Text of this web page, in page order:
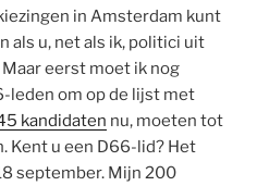
in Amsterdam kunt
als u, net als ik, politici uit
eerst moet ik nog
leden om op de lijst met
kandidaten nu, moeten tot
Kent u een D66-lid? Het
september. Mijn 200